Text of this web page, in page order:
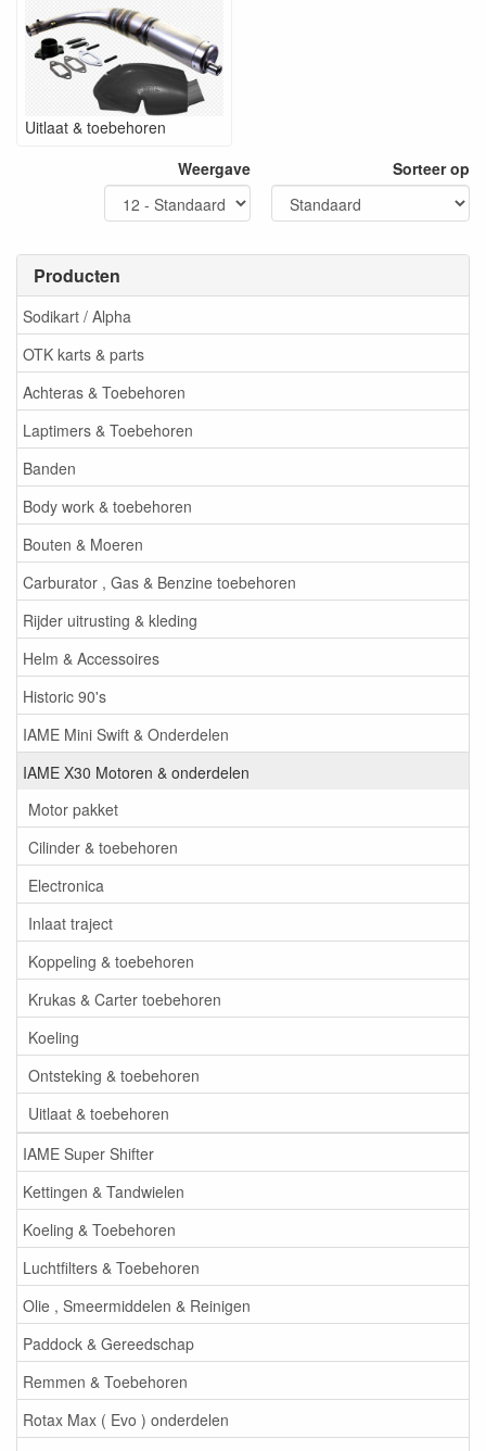
Producten
Sodikart / Alpha
OTK karts & parts
Achteras & Toebehoren
Laptimers & Toebehoren
Banden
Body work & toebehoren
Bouten & Moeren
Carburator , Gas & Benzine toebehoren
Rijder uitrusting & kleding
Helm & Accessoires
Historic 90's
IAME Mini Swift & Onderdelen
IAME X30 Motoren & onderdelen
Motor pakket
Cilinder & toebehoren
Electronica
Inlaat traject
Koppeling & toebehoren
Krukas & Carter toebehoren
Koeling
Ontsteking & toebehoren
Uitlaat & toebehoren
IAME Super Shifter
Kettingen & Tandwielen
Koeling & Toebehoren
Luchtfilters & Toebehoren
Olie , Smeermiddelen & Reinigen
Paddock & Gereedschap
Remmen & Toebehoren
Rotax Max ( Evo ) onderdelen
Uitlaat & toebehoren
Weergave
Sorteer op